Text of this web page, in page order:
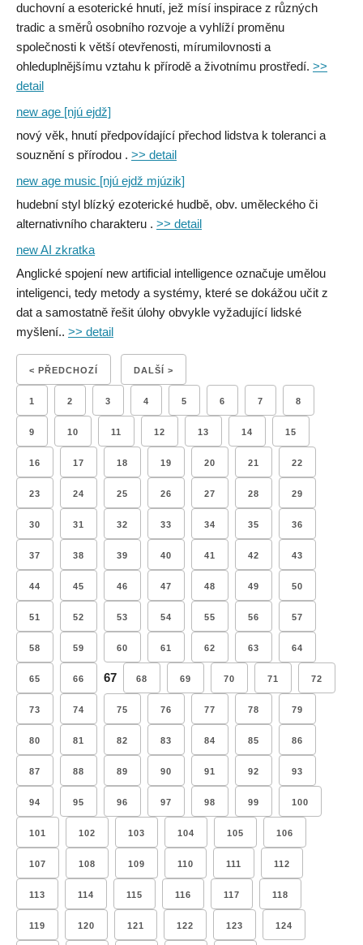
duchovní a esoterické hnutí, jež mísí inspirace z různých
tradic a směrů osobního rozvoje a vyhlíží proměnu
společnosti k větší otevřenosti, mírumilovnosti a
ohleduplnějšímu vztahu k přírodě a životnímu prostředí. >>
detail
new age [njú ejdž]
nový věk, hnutí předpovídající přechod lidstva k toleranci a
souznění s přírodou . >> detail
new age music [njú ejdž mjúzik]
hudební styl blízký ezoterické hudbě, obv. uměleckého či
alternativního charakteru . >> detail
new AI zkratka
Anglické spojení new artificial intelligence označuje umělou
inteligenci, tedy metody a systémy, které se dokážou učit z
dat a samostatně řešit úlohy obvykle vyžadující lidské
myšlení.. >> detail
< PŘEDCHOZÍ DALŠÍ >
1 2 3 4 5 6 7 8
9 10 11 12 13 14 15
16 17 18 19 20 21 22
23 24 25 26 27 28 29
30 31 32 33 34 35 36
37 38 39 40 41 42 43
44 45 46 47 48 49 50
51 52 53 54 55 56 57
58 59 60 61 62 63 64
65 66 67 68 69 70 71 72
73 74 75 76 77 78 79
80 81 82 83 84 85 86
87 88 89 90 91 92 93
94 95 96 97 98 99 100
101 102 103 104 105 106
107 108 109 110 111 112
113 114 115 116 117 118
119 120 121 122 123 124